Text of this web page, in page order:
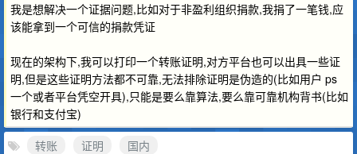
我是想解决一个证据问题,比如对于非盈利组织捐款,我捐了一笔钱,应
该能拿到一个可信的捐款凭证
现在的架构下,我可以打印一个转账证明,对方平台也可以出具一些证
明,但是这些证明方法都不可靠,无法排除证明是伪造的(比如用户 ps
一个或者平台凭空开具),只能是要么靠算法,要么靠可靠机构背书(比如
银行和支付宝)
转账
证明
国内